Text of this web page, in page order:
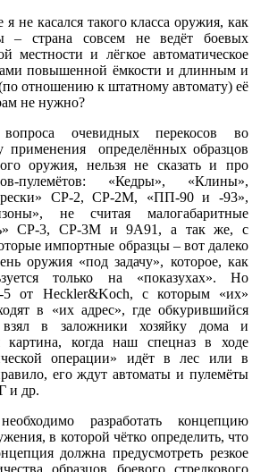
я не касался такого класса оружия, как
– страна совсем не ведёт боевых
местности и лёгкое автоматическое
повышенной ёмкости и длинным и
отношению к штатному автомату) её
не нужно?
очевидных перекосов во
применения определённых образцов
оружия, нельзя не сказать и про
пулемётов: «Кедры», «Клины»,
СР-2, СР-2М, «ПП-90 и -93»,
не считая малогабаритные
СР-3, СР-3М и 9А91, а так же, с
импортные образцы – вот далеко
оружия «под задачу», которое, как
только на «показухах». Но
от Heсkler&Koсh, с которым «их»
в «их адрес», где обкурившийся
взял в заложники хозяйку дома и
картина, когда наш спецназ в ходе
операции» идёт в лес или в
его ждут автоматы и пулемёты
и др.
разработать концепцию
в которой чётко определить, что
должна предусмотреть резкое
образцов боевого стрелкового